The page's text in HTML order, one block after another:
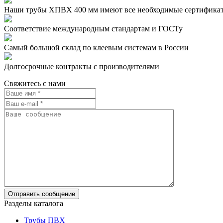
Наши трубы ХПВХ 400 мм имеют все необходимые
Соответствие международным стандартам и ГОСТу
Самый большой склад по клеевым системам в России
Долгосрочные контракты с производителями
Свяжитесь с нами
Разделы каталога
Трубы ПВХ